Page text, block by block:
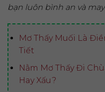
bạn luôn bình an và
Mơ Thấy Muối Là
Tiết
Nằm Mơ Thấy Đi
Hay Xấu?